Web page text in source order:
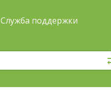
Служба поддержки